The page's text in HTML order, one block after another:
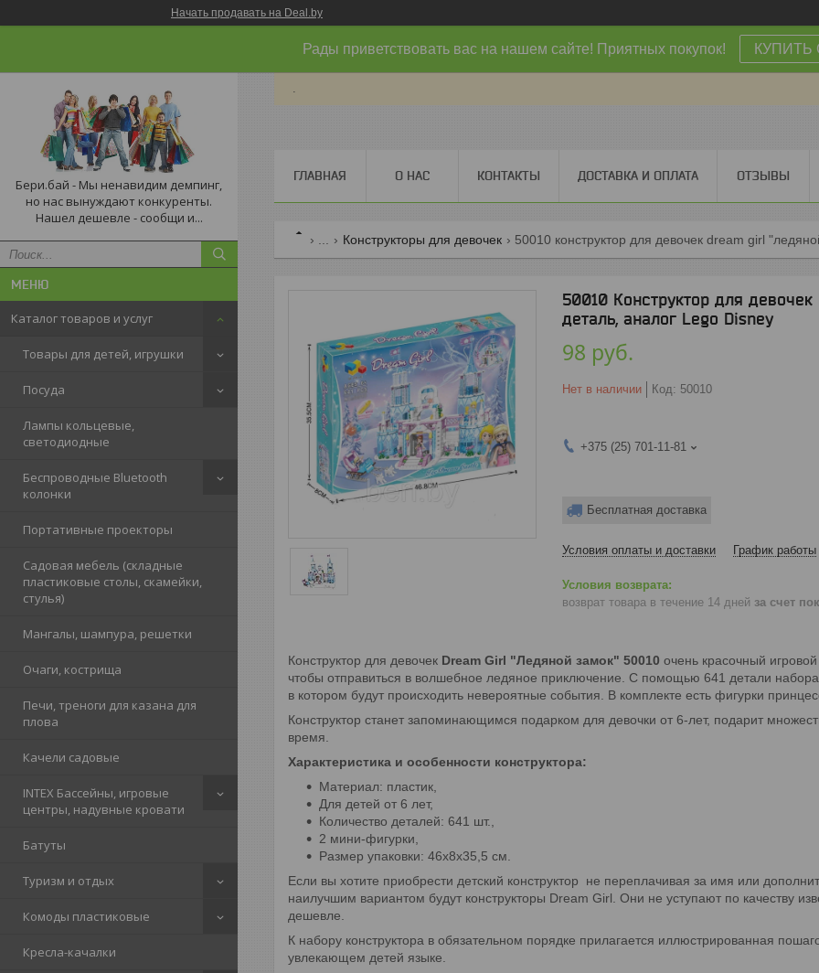
Начать продавать на Deal.by
Рады приветствовать вас на нашем сайте! Приятных покупок! КУПИТЬ
Бери.бай - Мы ненавидим демпинг,
но нас вынуждают конкуренты.
Нашел дешевле - сообщи и...
Каталог товаров и услуг
Товары для детей, игрушки
Посуда
Лампы кольцевые,
светодиодные
Беспроводные Bluetooth
колонки
Портативные проекторы
Садовая мебель (складные
пластиковые столы, скамейки,
стулья)
Мангалы, шампура, решетки
Очаги, кострища
Печи, треноги для казана для
плова
Качели садовые
INTEX Бассейны, игровые
центры, надувные кровати
Батуты
Туризм и отдых
Комоды пластиковые
Кресла-качалки
.
ГЛАВНАЯ О НАС КОНТАКТЫ ДОСТАВКА И ОПЛАТА ОТЗЫВЫ
Конструкторы для девочек 50010 конструктор для девочек dream girl
50010 Конструктор для
деталь, аналог Lego Disney
98 руб.
Нет в наличии Код: 50010
+375 (25) 701-11-81
Бесплатная доставка
Условия оплаты и доставки График работы
возврат товара в течение 14 дней за счет
Конструктор для девочек Dream Girl "Ледяной замок" 50010 очень красочный
чтобы отправиться в волшебное ледяное приключение. С помощью 641 детали
в котором будут происходить невероятные события. В комплекте есть фигурки
Конструктор станет запоминающимся подарком для девочки от 6-лет, подарит
время.
Характеристика и особенности конструктора:
Материал: пластик,
Для детей от 6 лет,
Количество деталей: 641 шт.,
2 мини-фигурки,
Размер упаковки: 46х8х35,5 см.
Если вы хотите приобрести детский конструктор не переплачивая за имя или
наилучшим вариантом будут конструкторы Dream Girl. Они не уступают по качеству
дешевле.
К набору конструктора в обязательном порядке прилагается иллюстрированная
увлекающем детей языке.